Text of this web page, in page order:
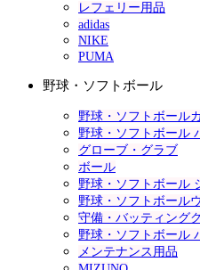
レフェリー用品
adidas
NIKE
PUMA
野球・ソフトボール
野球・ソフトボール
野球・ソフトボール
グローブ・グラブ
ボール
野球・ソフトボール
野球・ソフトボール
守備・バッティング
野球・ソフトボール
メンテナンス用品